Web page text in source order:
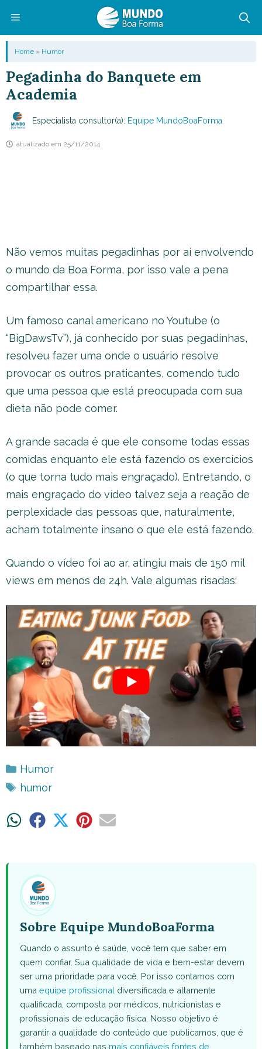
conteúdo
Menu
Home » Humor
Pegadinha do Banquete em
Academia
Especialista consultor(a): Equipe MundoBoaForma
atualizado em 25/11/2014
Não vemos muitas pegadinhas por aí envolvendo
o mundo da Boa Forma, por isso vale a pena
compartilhar essa.
Um famoso canal americano no Youtube (o
“BigDawsTv”), já conhecido por suas pegadinhas,
resolveu fazer uma onde o usuário resolve
provocar os outros praticantes, comendo tudo
que uma pessoa que está preocupada com sua
dieta não pode comer.
A grande sacada é que ele consome todas essas
comidas enquanto ele está fazendo os exercícios
(o que torna tudo mais engraçado). Entretando, o
mais engraçado do vídeo talvez seja a reação de
perplexidade das pessoas que, naturalmente,
acham totalmente insano o que ele está fazendo.
Quando o vídeo foi ao ar, atingiu mais de 150 mil
views em menos de 24h. Vale algumas risadas:
Categorias
Humor
Tags
humor
ShareShare ShareShareShare
Sobre Equipe MundoBoaForma
Quando o assunto é saúde, você tem que saber em
quem confiar. Sua qualidade de vida e bem-estar devem
ser uma prioridade para você. Por isso contamos com
uma equipe profissional diversificada e altamente
qualificada, composta por médicos, nutricionistas e
profissionais de educação física. Nosso objetivo é
garantir a qualidade do conteúdo que publicamos, que é
também baseado nas mais confiáveis fontes de